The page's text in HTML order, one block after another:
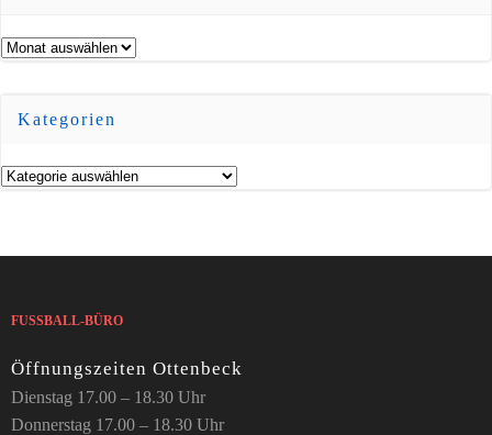
Archiv
Kategorien
Kategorien
FUSSBALL-BÜRO
Öffnungszeiten Ottenbeck
Dienstag 17.00 – 18.30 Uhr
Donnerstag 17.00 – 18.30 Uhr